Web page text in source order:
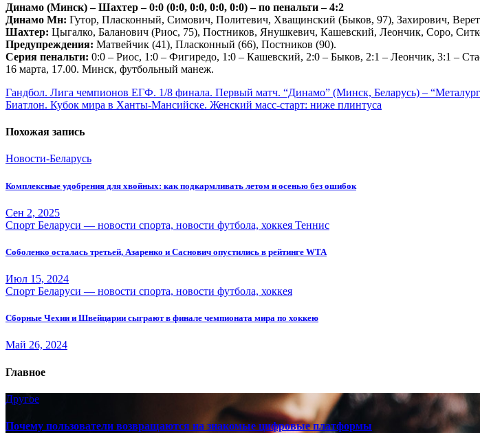
Динамо (Минск) – Шахтер – 0:0 (0:0, 0:0, 0:0, 0:0) – по пенальти – 4:2
Динамо Мн: Гутор, Пласконный, Симович, Политевич, Хващинский (Быков, 97), Захирович,
Шахтер: Цыгалко, Баланович (Риос, 75), Постников, Янушкевич, Кашевский, Леончик, Соро,
Предупреждения: Матвейчик (41), Пласконный (66), Постников (90).
Серия пенальти: 0:0 – Риос, 1:0 – Фигиредо, 1:0 – Кашевский, 2:0 – Быков, 2:1 – Леончик, 3:1 –
16 марта, 17.00. Минск, футбольный манеж.
Навигация
по
записям
Гандбол. Лига чемпионов ЕГФ. 1/8 финала. Первый матч. “Динамо” (Минск, Беларусь) –
Биатлон. Кубок мира в Ханты-Мансийске. Женский масс-старт: ниже плинтуса
Похожая запись
Новости-Беларусь
Комплексные удобрения для хвойных: как подкармливать летом и осенью без ошибок
Сен 2, 2025
Спорт Беларуси — новости спорта, новости футбола, хоккея Теннис
Соболенко осталась третьей, Азаренко и Саснович опустились в рейтинге WTA
Июл 15, 2024
Спорт Беларуси — новости спорта, новости футбола, хоккея
Сборные Чехии и Швейцарии сыграют в финале чемпионата мира по хоккею
Май 26, 2024
Главное
Другое
Почему пользователи возвращаются на знакомые цифровые платформы